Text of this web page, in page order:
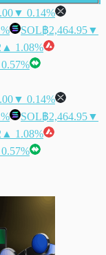
▼ 0.14%
SOL฿2,464.95▼
▲ 1.08%
▼ 0.14%
SOL฿2,464.95▼
▲ 1.08%